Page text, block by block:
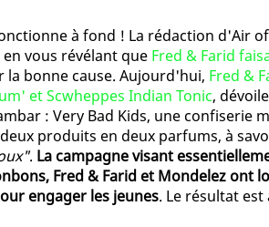
à fond ! La rédaction d'Air
vous révélant que Fred & Farid
la bonne cause. Aujourd'hui, Fred &
et Scwheppes Indian Tonic,
: Very Bad Kids, une confiserie
produits en deux parfums, à
. La campagne visant
Fred & Farid et Mondelez ont
engager les jeunes. Le résultat